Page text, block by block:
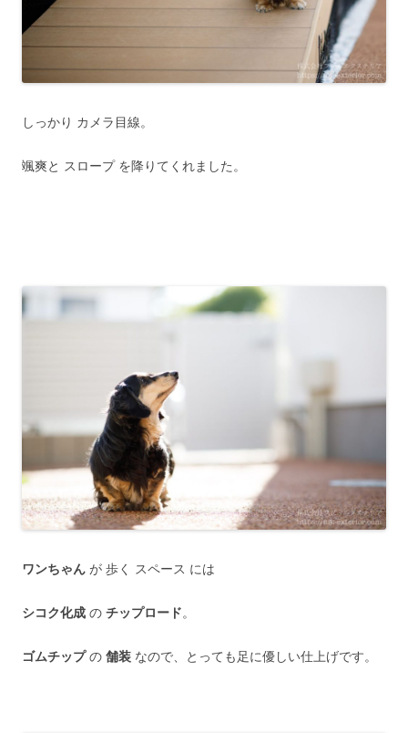
しっかり カメラ目線。
颯爽と スロープ を降りてくれました。
ワンちゃん が 歩く スペース には
シコク化成 の チップロード。
ゴムチップの 舗装 なので、とっても足に優しい仕上げです。